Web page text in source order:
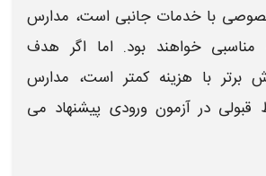
با خدمات جانبی است، مدارس
مناسبی خواهند بود. اما اگر هدف
برتر با هزینه کمتر است، مدارس
قبولی در آزمون ورودی پیشنهاد می‌